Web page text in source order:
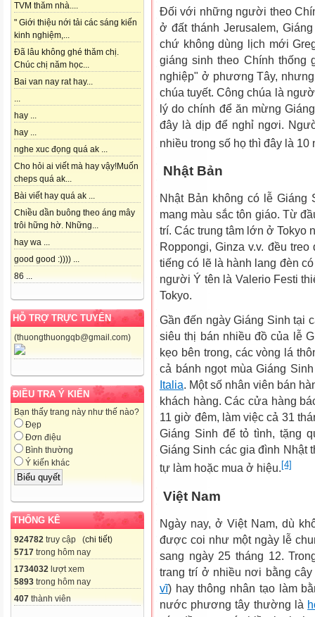
TVM thăm nhà....
" Giới thiệu nới tải các sáng kiến
kinh nghiệm,...
Đã lâu không ghé thăm chị.
Chúc chị năm học...
Bai van nay rat hay...
...
hay ...
hay ...
nghe xuc đọng quá ak ...
Cho hỏi ai viết mà hay vậy!Muốn
cheps quá ak...
Bài viết hay quá ak ...
Chiều dần buông theo áng mây
trôi hững hờ. Những...
hay wa ...
good good :)))) ...
86 ...
HỖ TRỢ TRỰC TUYẾN
(thuongthuongqb@gmail.com)
ĐIỀU TRA Ý KIẾN
Bạn thấy trang này như thế nào?
Đẹp
Đơn điệu
Bình thường
Ý kiến khác
THỐNG KÊ
924782 truy cập (chi tiết)
5717 trong hôm nay
1734032 lượt xem
5893 trong hôm nay
407 thành viên
Đối với những người theo
ở đất thánh Jerusalem,
chứ không dùng lịch mới
giáng sinh theo Chính
nghiệp" ở phương Tây,
chúa tuyết. Công chúa là
lý do chính để ăn mừng
đây là dịp để nghỉ ngơi.
nhiều trong số họ thì đây là
Nhật Bản
Nhật Bản không có lễ Giáng
mang màu sắc tôn giáo. Từ
trí. Các trung tâm lớn ở Tokyo
Roppongi, Ginza v.v. đều
tiếng có lẽ là hành lang đèn có
người Ý tên là Valerio Festi
Tokyo.
Gần đến ngày Giáng Sinh tại
siêu thị bán nhiều đồ của lễ
kẹo bên trong, các vòng lá
cả bánh ngọt mùa Giáng
Italia. Một số nhân viên bán
khách hàng. Các cửa hàng
11 giờ đêm, làm việc cả 31
Giáng Sinh để tỏ tình, tặng
Giáng Sinh các gia đình Nhật
tự làm hoặc mua ở hiệu. [4]
Việt Nam
Ngày nay, ở Việt Nam, dù
được coi như một ngày lễ
sang ngày 25 tháng 12.
trang trí ở nhiều nơi bằng
vĩ) hay thông nhân tạo làm
nước phương tây thường là